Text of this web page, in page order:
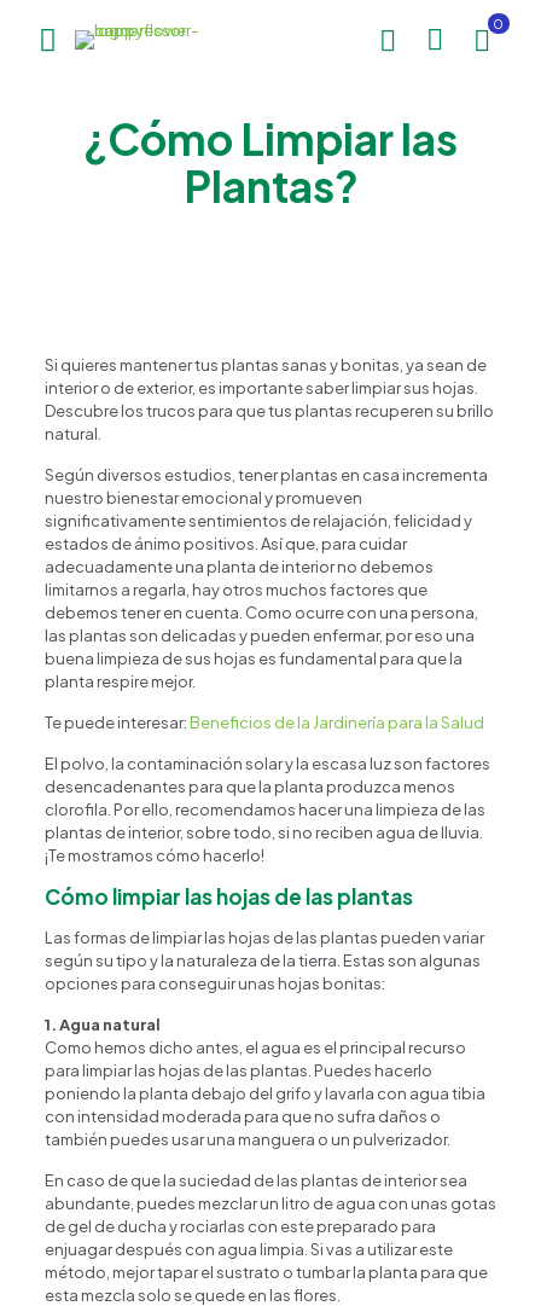
0
¿Cómo Limpiar las
Plantas?
Si quieres mantener tus plantas sanas y bonitas, ya sean de
interior o de exterior, es importante saber limpiar sus hojas.
Descubre los trucos para que tus plantas recuperen su brillo
natural.
Según diversos estudios, tener plantas en casa incrementa
nuestro bienestar emocional y promueven
significativamente sentimientos de relajación, felicidad y
estados de ánimo positivos. Así que, para cuidar
adecuadamente una planta de interior no debemos
limitarnos a regarla, hay otros muchos factores que
debemos tener en cuenta. Como ocurre con una persona,
las plantas son delicadas y pueden enfermar, por eso una
buena limpieza de sus hojas es fundamental para que la
planta respire mejor.
Te puede interesar: Beneficios de la Jardinería para la Salud
El polvo, la contaminación solar y la escasa luz son factores
desencadenantes para que la planta produzca menos
clorofila. Por ello, recomendamos hacer una limpieza de las
plantas de interior, sobre todo, si no reciben agua de lluvia.
¡Te mostramos cómo hacerlo!
Cómo limpiar las hojas de las plantas
Las formas de limpiar las hojas de las plantas pueden variar
según su tipo y la naturaleza de la tierra. Estas son algunas
opciones para conseguir unas hojas bonitas:
1. Agua natural
Como hemos dicho antes, el agua es el principal recurso
para limpiar las hojas de las plantas. Puedes hacerlo
poniendo la planta debajo del grifo y lavarla con agua tibia
con intensidad moderada para que no sufra daños o
también puedes usar una manguera o un pulverizador.
En caso de que la suciedad de las plantas de interior sea
abundante, puedes mezclar un litro de agua con unas gotas
de gel de ducha y rociarlas con este preparado para
enjuagar después con agua limpia. Si vas a utilizar este
método, mejor tapar el sustrato o tumbar la planta para que
esta mezcla solo se quede en las flores.